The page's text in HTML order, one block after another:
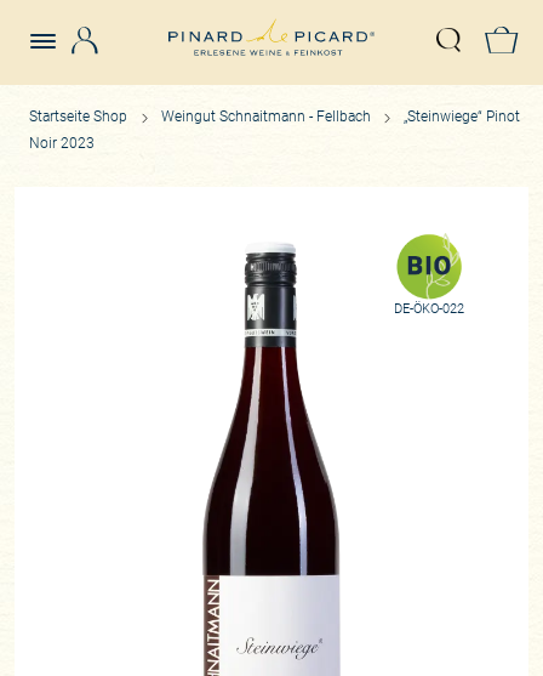
Suche
Startseite Shop Weingut Schnaitmann - Fellbach
„Steinwiege“ Pinot
Noir 2023
DE-ÖKO-022